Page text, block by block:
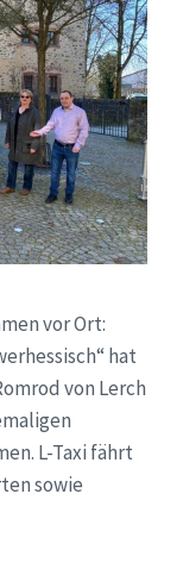
vor Ort:
hat
von Lerch
L-Taxi fährt
sowie